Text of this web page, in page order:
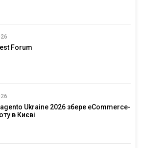
Forum
Ukraine 2026 збере eCommerce-
в Києві